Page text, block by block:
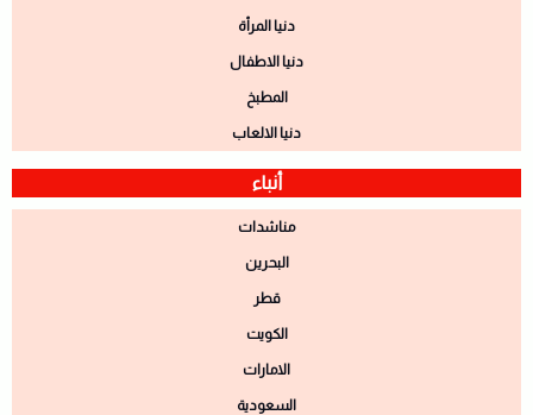
دنيا المرأة
دنيا الاطفال
المطبخ
دنيا الالعاب
أنباء
مناشدات
البحرين
قطر
الكويت
الامارات
السعودية